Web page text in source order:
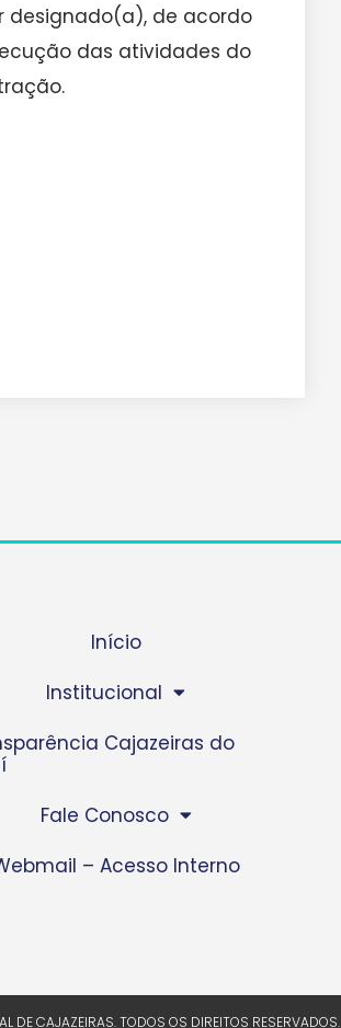
designado(a), de acordo
das atividades do
Início
Institucional
Cajazeiras do
Fale Conosco
– Acesso Interno
DE CAJAZEIRAS. TODOS OS DIREITOS RESERVADOS.